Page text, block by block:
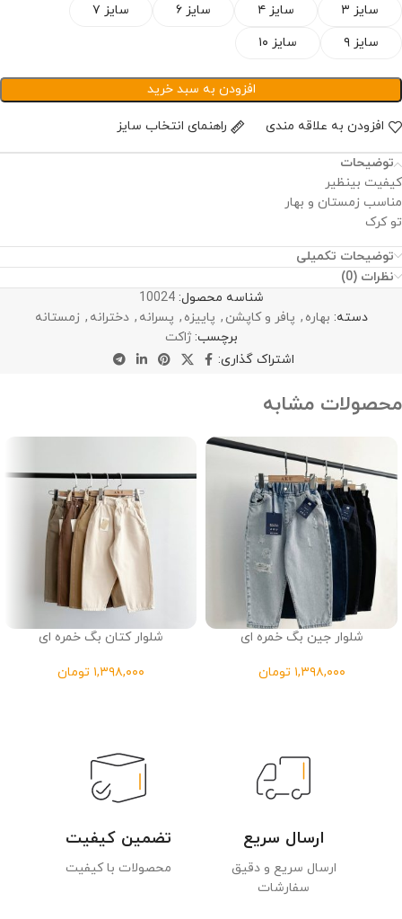
سایز ۳ سایز ۴ سایز ۶
سایز ۷
سایز ۹
سایز ۱۰
افزودن به سبد خرید
افزودن به علاقه مندی راهنمای انتخاب سایز
توضیحات
کیفیت بینظیر
مناسب زمستان و بهار
تو کرک
توضیحات تکمیلی
نظرات (0)
شناسه محصول:10024
دسته: بهاره , پافر و کاپشن , پاییزه , پسرانه , دخترانه , زمستانه
برچسب: ژاکت
اشتراک گذاری:
محصولات مشابه
شلوار جین بگ خمره ای
تومان
شلوار کتان بگ خمره ای
تومان
ارسال سریع
ارسال سریع و دقیق
سفارشات
تضمین کیفیت
محصولات با کیفیت